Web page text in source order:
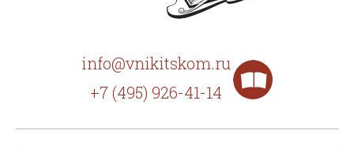
info@vnikitskom.ru
+7 (495) 926-41-14